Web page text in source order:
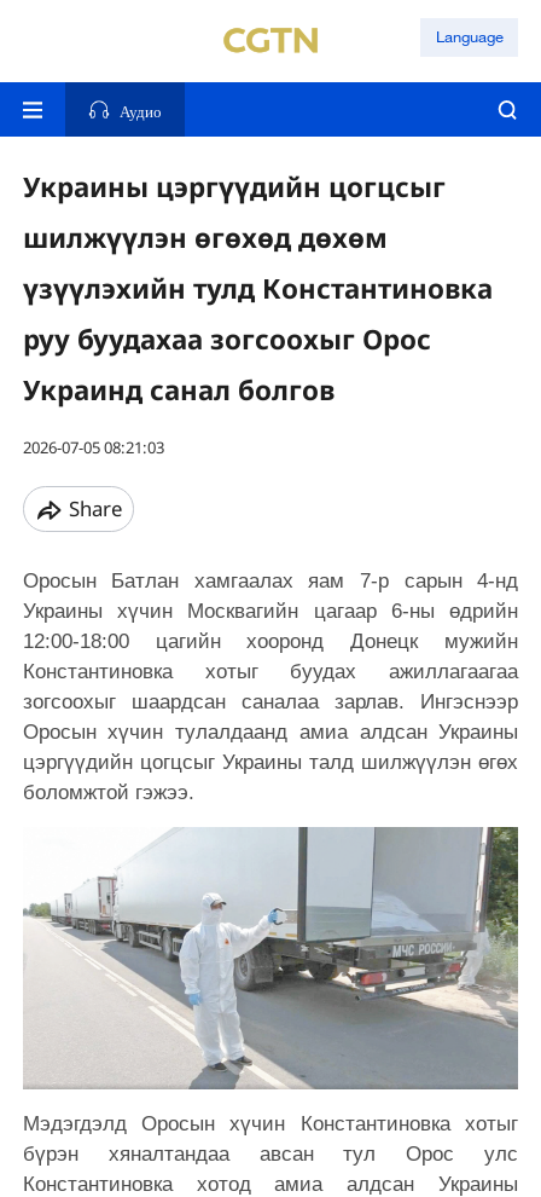
Language
Аудио
Украины цэргүүдийн цогцсыг
шилжүүлэн өгөхөд дөхөм
үзүүлэхийн тулд Константиновка
руу буудахаа зогсоохыг Орос
Украинд санал болгов
2026-07-05 08:21:03
Share
Оросын Батлан ​​​​хамгаалах яам 7-р сарын 4-нд
Украины хүчин Москвагийн цагаар 6-ны өдрийн
12:00-18:00 цагийн хооронд Донецк мужийн
Константиновка хотыг буудах ажиллагаагаа
зогсоохыг шаардсан саналаа зарлав. Ингэснээр
Оросын хүчин тулалдаанд амиа алдсан Украины
цэргүүдийн цогцсыг Украины талд шилжүүлэн өгөх
боломжтой гэжээ.
Мэдэгдэлд Оросын хүчин Константиновка хотыг
бүрэн хяналтандаа авсан тул Орос улс
Константиновка хотод амиа алдсан Украины